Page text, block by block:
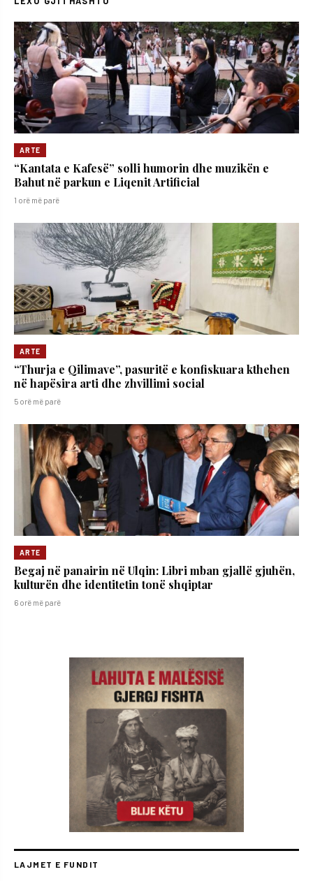
ARTE
“Kantata e Kafesë” solli humorin dhe muzikën e
Bahut në parkun e Liqenit Artificial
1 orë më parë
ARTE
“Thurja e Qilimave”, pasuritë e konfiskuara kthehen
në hapësira arti dhe zhvillimi social
5 orë më parë
ARTE
Begaj në panairin në Ulqin: Libri mban gjallë gjuhën,
kulturën dhe identitetin tonë shqiptar
6 orë më parë
LAJMET E FUNDIT